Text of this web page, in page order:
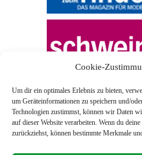
Cookie-
Um dir ein optimales Erlebnis zu bieten,
um Geräteinformationen zu speichern und/
Technologien zustimmst, können wir Daten
auf dieser Website verarbeiten. Wenn du
zurückziehst, können bestimmte Merkmale